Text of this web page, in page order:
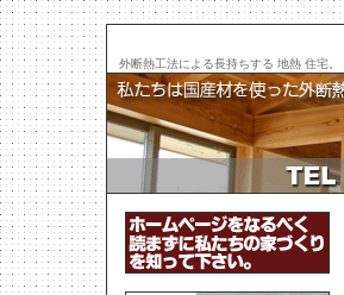
外断熱工法による長持ちする 地熱 住宅。